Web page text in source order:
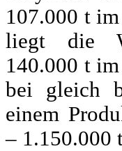
107.000 t
liegt die
140.000 t
bei gleich
einem
– 1.150.000